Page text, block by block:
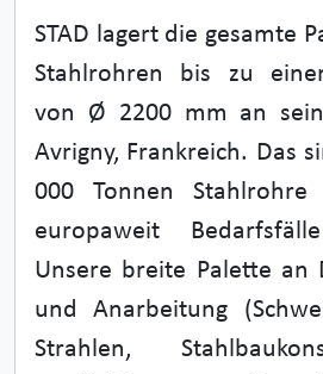
STAD lagert die gesamte
Stahlrohren bis zu
von Ø 2200 mm an
Avrigny, Frankreich. Das
000 Tonnen
europaweit
Unsere breite Palette an
und Anarbeitung
Strahlen,